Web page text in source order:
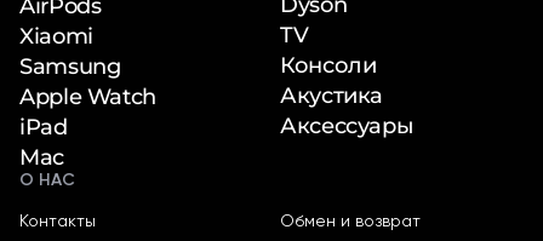
Xiaomi
Samsung
Apple Watch
iPad
Mac
TV
Консоли
Акустика
Аксессуары
О НАС
Контакты
Обмен и возврат